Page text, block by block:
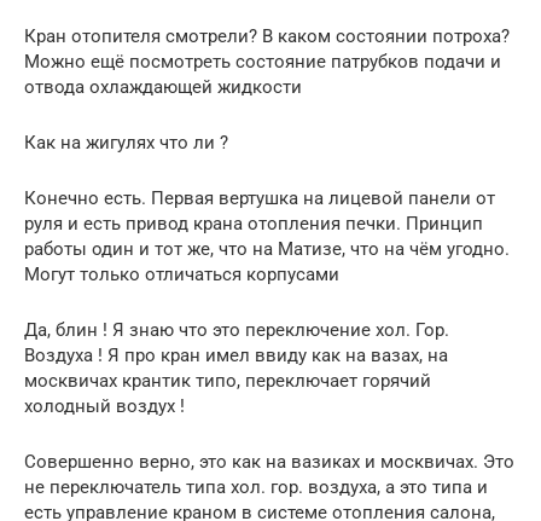
Кран отопителя смотрели? В каком состоянии потроха?
Можно ещё посмотреть состояние патрубков подачи и
отвода охлаждающей жидкости
Как на жигулях что ли ?
Конечно есть. Первая вертушка на лицевой панели от
руля и есть привод крана отопления печки. Принцип
работы один и тот же, что на Матизе, что на чём угодно.
Могут только отличаться корпусами
Да, блин ! Я знаю что это переключение хол. Гор.
Воздуха ! Я про кран имел ввиду как на вазах, на
москвичах крантик типо, переключает горячий
холодный воздух !
Совершенно верно, это как на вазиках и москвичах. Это
не переключатель типа хол. гор. воздуха, а это типа и
есть управление краном в системе отопления салона,